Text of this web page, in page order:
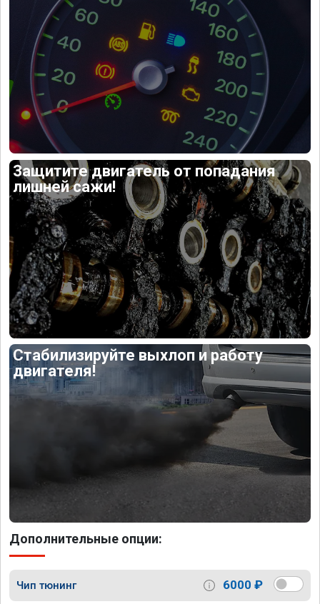
Защитите двигатель от попадания
лишней сажи!
Стабилизируйте выхлоп и работу
двигателя!
Дополнительные опции:
Чип тюнинг 6000 ₽